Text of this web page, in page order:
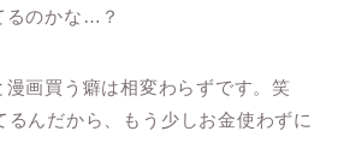
るのかな…？
画買う癖は相変わらずです。笑
んだから、もう少しお金使わずに